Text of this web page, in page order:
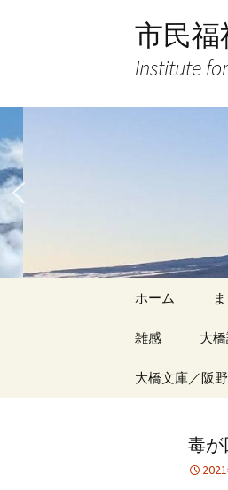
ス
キ
ッ
市民福
Institute
ホーム
雑感
アーカイブ（
記事（51）～
大
ア
論文
大橋文庫／阪
毒が